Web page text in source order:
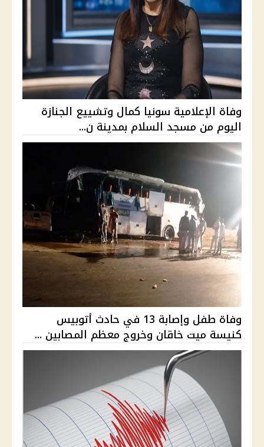
وفاة الإعلامية سونيا كمال وتشييع الجنازة
اليوم من مسجد السلام بمدينة ن...
وفاة طفل وإصابة 13 في حادث أتوبيس
كنيسة ميت خاقان وخروج معظم المصابين ...